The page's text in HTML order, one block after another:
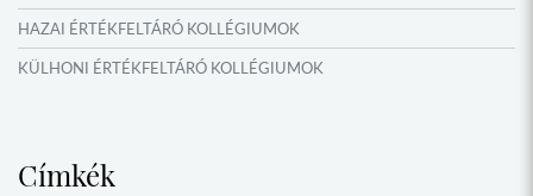
HAZAI ÉRTÉKFELTÁRÓ KOLLÉGIUMOK
KÜLHONI ÉRTÉKFELTÁRÓ KOLLÉGIUMOK
IDŐSZAKI KIÁLLÍTÁSOK
Címkék